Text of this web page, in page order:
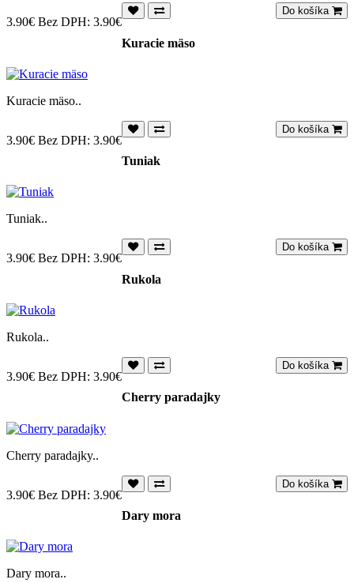
3.90€ Bez DPH: 3.90€
Do košíka
Kuracie mäso
Kuracie mäso..
3.90€ Bez DPH: 3.90€
Do košíka
Tuniak
Tuniak..
3.90€ Bez DPH: 3.90€
Do košíka
Rukola
Rukola..
3.90€ Bez DPH: 3.90€
Do košíka
Cherry paradajky
Cherry paradajky..
3.90€ Bez DPH: 3.90€
Do košíka
Dary mora
Dary mora..